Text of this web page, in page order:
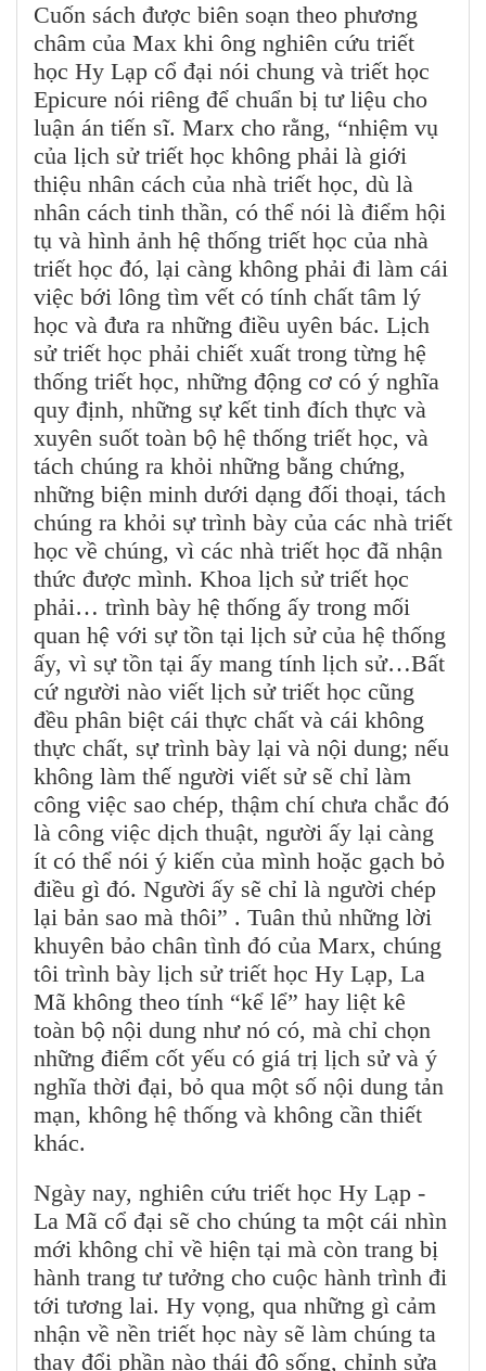
Cuốn sách được biên soạn theo phương
châm của Max khi ông nghiên cứu triết
học Hy Lạp cổ đại nói chung và triết học
Epicure nói riêng để chuẩn bị tư liệu cho
luận án tiến sĩ. Marx cho rằng, “nhiệm vụ
của lịch sử triết học không phải là giới
thiệu nhân cách của nhà triết học, dù là
nhân cách tinh thần, có thể nói là điểm hội
tụ và hình ảnh hệ thống triết học của nhà
triết học đó, lại càng không phải đi làm cái
việc bới lông tìm vết có tính chất tâm lý
học và đưa ra những điều uyên bác. Lịch
sử triết học phải chiết xuất trong từng hệ
thống triết học, những động cơ có ý nghĩa
quy định, những sự kết tinh đích thực và
xuyên suốt toàn bộ hệ thống triết học, và
tách chúng ra khỏi những bằng chứng,
những biện minh dưới dạng đối thoại, tách
chúng ra khỏi sự trình bày của các nhà triết
học về chúng, vì các nhà triết học đã nhận
thức được mình. Khoa lịch sử triết học
phải… trình bày hệ thống ấy trong mối
quan hệ với sự tồn tại lịch sử của hệ thống
ấy, vì sự tồn tại ấy mang tính lịch sử…Bất
cứ người nào viết lịch sử triết học cũng
đều phân biệt cái thực chất và cái không
thực chất, sự trình bày lại và nội dung; nếu
không làm thế người viết sử sẽ chỉ làm
công việc sao chép, thậm chí chưa chắc đó
là công việc dịch thuật, người ấy lại càng
ít có thể nói ý kiến của mình hoặc gạch bỏ
điều gì đó. Người ấy sẽ chỉ là người chép
lại bản sao mà thôi” . Tuân thủ những lời
khuyên bảo chân tình đó của Marx, chúng
tôi trình bày lịch sử triết học Hy Lạp, La
Mã không theo tính “kể lể” hay liệt kê
toàn bộ nội dung như nó có, mà chỉ chọn
những điểm cốt yếu có giá trị lịch sử và ý
nghĩa thời đại, bỏ qua một số nội dung tản
mạn, không hệ thống và không cần thiết
khác.
Ngày nay, nghiên cứu triết học Hy Lạp -
La Mã cổ đại sẽ cho chúng ta một cái nhìn
mới không chỉ về hiện tại mà còn trang bị
hành trang tư tưởng cho cuộc hành trình đi
tới tương lai. Hy vọng, qua những gì cảm
nhận về nền triết học này sẽ làm chúng ta
thay đổi phần nào thái độ sống, chỉnh sửa